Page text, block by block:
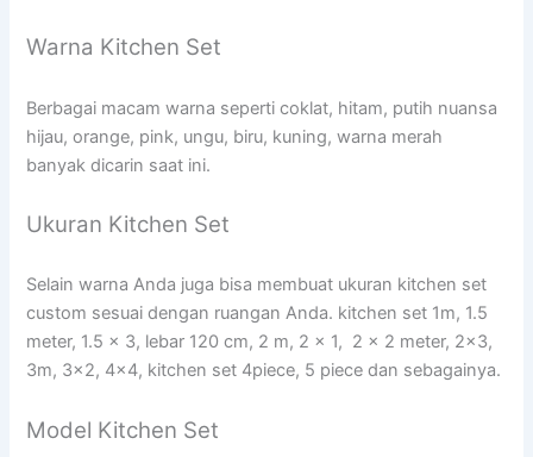
Warna Kitchen Set
Berbagai macam warna seperti coklat, hitam, putih nuansa
hijau, orange, pink, ungu, biru, kuning, warna merah
banyak dicarin saat ini.
Ukuran Kitchen Set
Selain warna Anda juga bisa membuat ukuran kitchen set
custom sesuai dengan ruangan Anda. kitchen set 1m, 1.5
meter, 1.5 x 3, lebar 120 cm, 2 m, 2 x 1, 2 x 2 meter, 2×3,
3m, 3×2, 4×4, kitchen set 4piece, 5 piece dan sebagainya.
Model Kitchen Set